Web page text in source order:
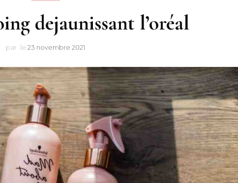
dejaunissant l’oréal
par le 23 novembre 2021